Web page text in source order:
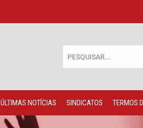
ÚLTIMAS NOTÍCIAS SINDICATOS TERMOS